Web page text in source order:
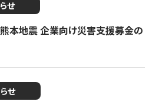
せ
熊本地震 企業向け災害支援募金の
せ